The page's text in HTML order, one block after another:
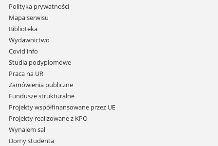
Pomiń
nawigację
i
przejdź
do
treści
Polityka prywatności
Mapa serwisu
Biblioteka
Wydawnictwo
Covid info
Studia podyplomowe
Praca na UR
Zamówienia publiczne
Fundusze strukturalne
Projekty współfinansowane przez UE
Projekty realizowane z KPO
Wynajem sal
Domy studenta